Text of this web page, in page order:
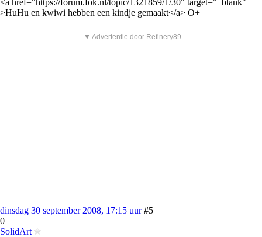
<a href="https://forum.fok.nl/topic/1321859/1/30" target="_blank"
>HuHu en kwiwi hebben een kindje gemaakt</a> O+
▼ Advertentie door Refinery89
dinsdag 30 september 2008, 17:15 uur #5
0
SolidArt